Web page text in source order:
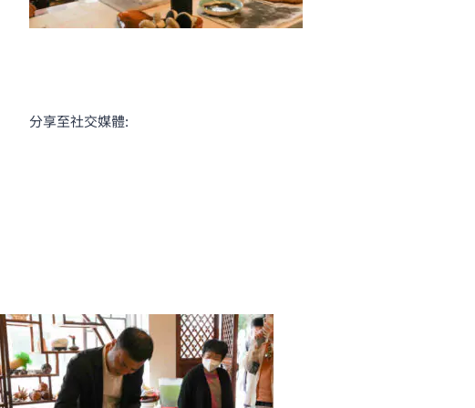
分享至社交媒體: